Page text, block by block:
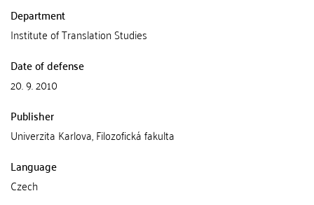
Department
Institute of Translation Studies
Date of defense
20. 9. 2010
Publisher
Univerzita Karlova, Filozofická fakulta
Language
Czech